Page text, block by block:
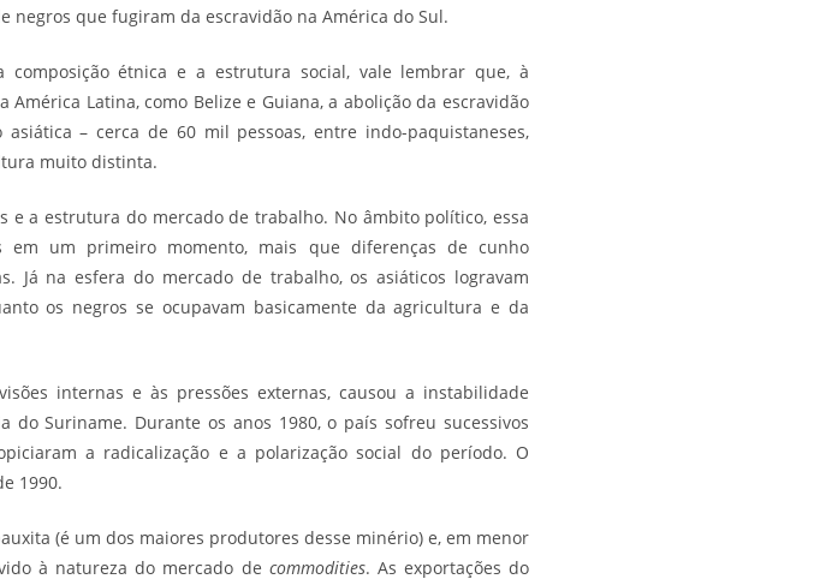
negros que fugiram da escravidão na América do Sul.
étnica e a estrutura social, vale lembrar que, à
América Latina, como Belizee Guiana, a abolição da escravidão
– cerca de 60 mil pessoas, entre indo-paquistaneses,
muito distinta.
e a estrutura do mercado de trabalho. No âmbito político, essa
em um primeiro momento, mais que diferenças de cunho
Já na esfera do mercado de trabalho, os asiáticos logravam
os negros se ocupavam basicamente da agricultura e da
internas e às pressões externas, causou a instabilidade
Suriname. Durante os anos 1980, o país sofreu sucessivos
a radicalização e a polarização social do período. O
1990.
(é um dos maiores produtores desse minério) e, em menor
à natureza do mercado de commodities. As exportações do